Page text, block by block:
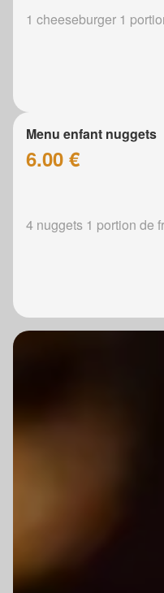
1 cheeseburger 1
Menu enfant nuggets
6.00 €
4 nuggets 1 portion de